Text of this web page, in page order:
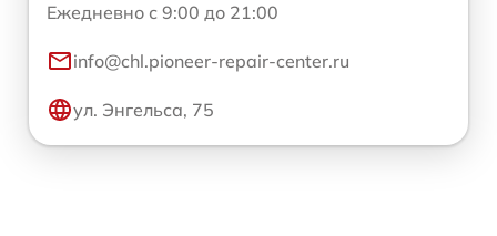
Ежедневно с 9:00 до 21:00
info@chl.pioneer-repair-center.ru
ул. Энгельса, 75